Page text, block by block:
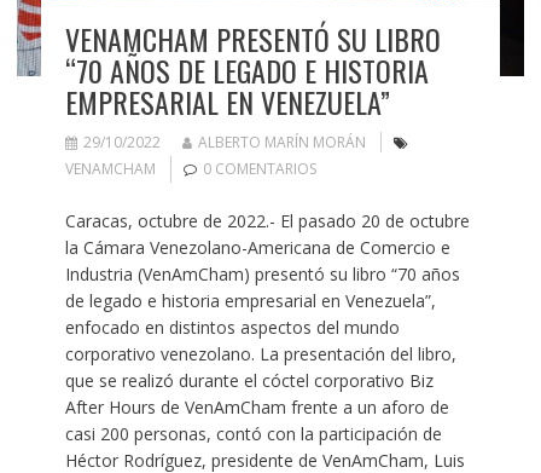
VENAMCHAM PRESENTÓ SU LIBRO
“70 AÑOS DE LEGADO E HISTORIA
EMPRESARIAL EN VENEZUELA”
29/10/2022
ALBERTO MARÍN MORÁN
VENAMCHAM
0 COMENTARIOS
Caracas, octubre de 2022.- El pasado 20 de octubre
la Cámara Venezolano-Americana de Comercio e
Industria (VenAmCham) presentó su libro “70 años
de legado e historia empresarial en Venezuela”,
enfocado en distintos aspectos del mundo
corporativo venezolano. La presentación del libro,
que se realizó durante el cóctel corporativo Biz
After Hours de VenAmCham frente a un aforo de
casi 200 personas, contó con la participación de
Héctor Rodríguez, presidente de VenAmCham, Luis